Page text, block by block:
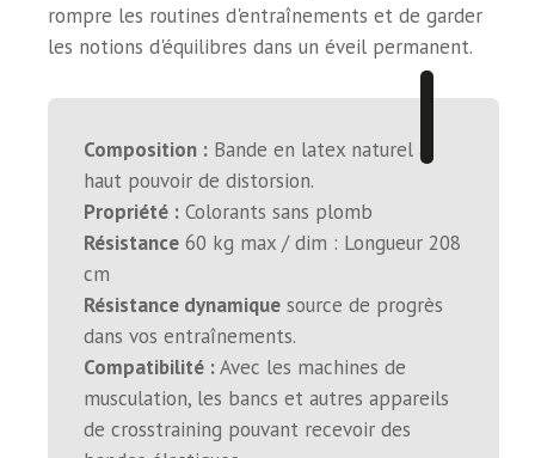
rompre les routines d'entraînements et de garder
les notions d'équilibres dans un éveil permanent.
Composition : Bande en latex naturel à
haut pouvoir de distorsion.
Propriété : Colorants sans plomb
Résistance 60 kg max / dim : Longueur 208
cm
Résistance dynamique source de progrès
dans vos entraînements.
Compatibilité :Avec les machines de
musculation, les bancs et autres appareils
de crosstraining pouvant recevoir des